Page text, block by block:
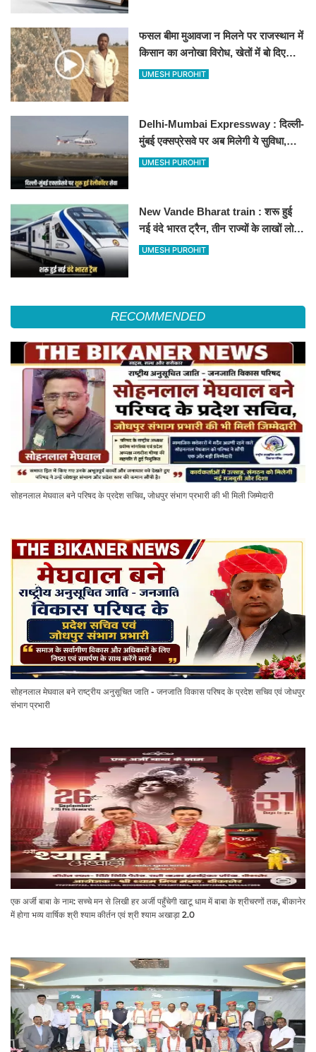
फसल बीमा मुआवजा न मिलने पर राजस्थान में
किसान का अनोखा विरोध, खेतों में बो दिए
500-500 रुपए के नोट, वीडियो वायरल
UMESH PUROHIT
Delhi-Mumbai Expressway : दिल्ली-
मुंबई एक्सप्रेसवे पर अब मिलेगी ये सुविधा,
हेलीकॉप्टर सर्विस से तुरंत घायल पहुंचेगा
UMESH PUROHIT
New Vande Bharat train : शरू हुई
नई वंदे भारत ट्रैन, तीन राज्यों के लाखों लोगों
का सफर होगा आसान, देखें पूरा रूटमैप
UMESH PUROHIT
RECOMMENDED
सोहनलाल मेघवाल बने परिषद के प्रदेश सचिव, जोधपुर संभाग प्रभारी की भी मिली जिम्मेदारी
सोहनलाल मेघवाल बने राष्ट्रीय अनुसूचित जाति - जनजाति विकास परिषद के प्रदेश सचिव एवं जोधपुर
संभाग प्रभारी
एक अर्जी बाबा के नाम: सच्चे मन से लिखी हर अर्जी पहुँचेगी खाटू धाम में बाबा के श्रीचरणों तक, बीकानेर
में होगा भव्य वार्षिक श्री श्याम कीर्तन एवं श्री श्याम अखाड़ा 2.0